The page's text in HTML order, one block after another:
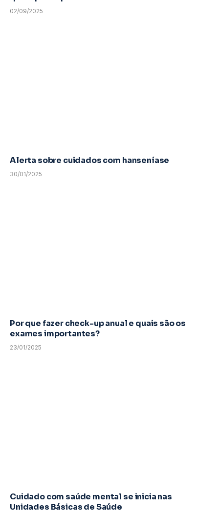
02/09/2025
Alerta sobre cuidados com hanseníase
30/01/2025
Por que fazer check-up anual e quais são os
exames importantes?
23/01/2025
Cuidado com saúde mental se inicia nas
Unidades Básicas de Saúde